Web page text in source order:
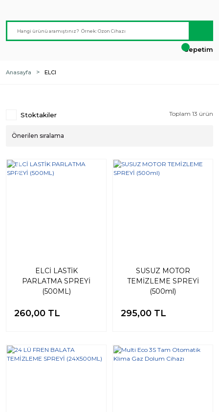
Sepetim
Anasayfa ELCI
Stoktakiler Toplam 13 ürün
Yeni
ELCİ LASTİK
PARLATMA SPREYİ
(500ML)
260,00 TL
SUSUZ MOTOR
TEMİZLEME SPREYİ
(500ml)
295,00 TL